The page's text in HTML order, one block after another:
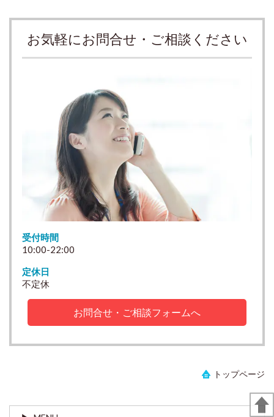
お気軽にお問合せ・ご相談ください
受付時間
10:00-22:00
定休日
不定休
お問合せ・ご相談フォームへ
トップページ